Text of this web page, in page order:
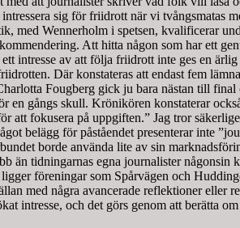
sig för friidrott när vi tvångsmatas
med Wennerholm i spetsen, kvalificerar
Att hitta någon som har ett
intresse av att följa friidrott inte ges en
Där konstateras att endast fem
Fougberg gick ju bara nästan till
en gångs skull. Krönikören konstaterar
fokusera på uppgiften.” Jag tror
belägg för påståendet presenterar inte
borde använda lite av sin
än tidningarnas egna journalister
föreningar som Spårvägen och
med några avancerade reflektioner
intresse, och det görs genom att berätta